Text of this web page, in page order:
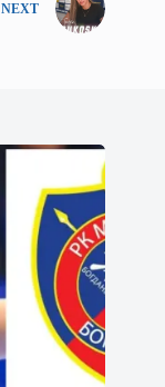
NEXT